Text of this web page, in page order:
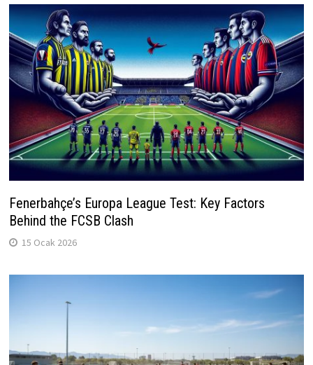
Fenerbahçe’s Europa League Test: Key Factors
Behind the FCSB Clash
15 Ocak 2026